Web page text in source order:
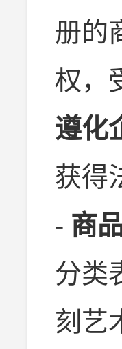
册的
权，
遵化
获得
- 商
分类
刻艺